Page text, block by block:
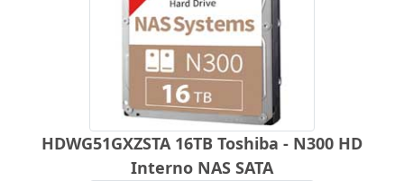
HDWG51GXZSTA 16TB Toshiba - N300 HD
Interno NAS SATA